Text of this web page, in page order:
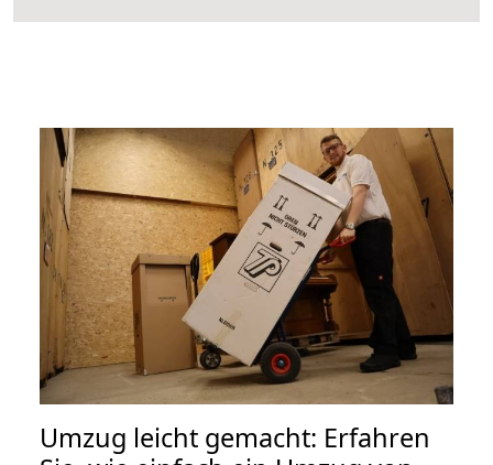
Umzug leicht gemacht: Erfahren